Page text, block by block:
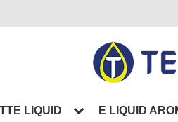
LIQUID E LIQUID